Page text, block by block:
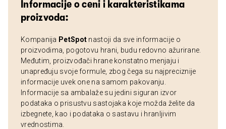
Informacije o ceni i karakteristikama
proizvoda:
Kompanija PetSpot nastoji da sve informacije o
proizvodima, pogotovu hrani, budu redovno ažurirane.
Međutim, proizvođači hrane konstatno menjaju i
unapređuju svoje formule, zbog čega su najpreciznije
informacije uvek one na samom pakovanju.
Informacije sa ambalaže su jedini siguran izvor
podataka o prisustvu sastojaka koje možda želite da
izbegnete, kao i podataka o sastavu i hranljivim
vrednostima.